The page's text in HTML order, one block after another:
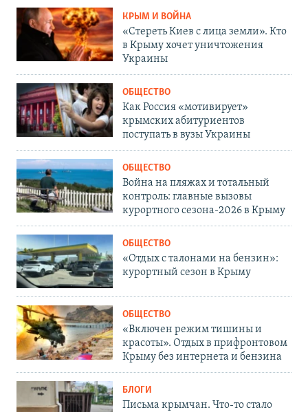
КРЫМ И ВОЙНА
«Стереть Киев с лица земли». Кто
в Крыму хочет уничтожения
Украины
ОБЩЕСТВО
Как Россия «мотивирует»
крымских абитуриентов
поступать в вузы Украины
ОБЩЕСТВО
Война на пляжах и тотальный
контроль: главные вызовы
курортного сезона-2026 в Крыму
ОБЩЕСТВО
«Отдых с талонами на бензин»:
курортный сезон в Крыму
ОБЩЕСТВО
«Включен режим тишины и
красоты». Отдых в прифронтовом
Крыму без интернета и бензина
БЛОГИ
Письма крымчан. Что-то стало